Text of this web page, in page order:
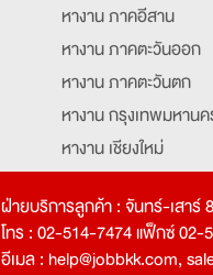
หางาน ภาคอีสาน
หางาน ภาคตะวันออก
หางาน ภาคตะวันตก
หางาน กรุงเทพมหาน
หางาน เชียงใหม่
หางาน ฉะเชิงเทรา
ฝ่ายบริการลูกค้า : จันทร์-เสาร์
โทร : 02-514-7474 แฟ็กซ์ 02-
อีเมล : help@jobbkk.com,